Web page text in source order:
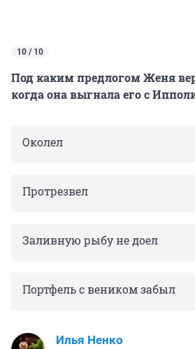
10 / 10
Под каким предлогом Женя
когда она выгнала его с
Околел
Протрезвел
Заливную рыбу не доел
Портфель с веником забыл
Илья Ненко